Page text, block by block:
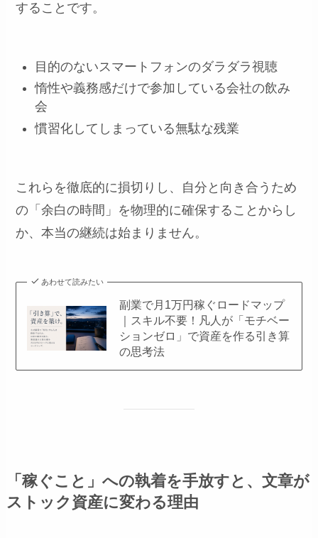
することです。
目的のないスマートフォンのダラダラ視聴
惰性や義務感だけで参加している会社の飲み
会
慣習化してしまっている無駄な残業
これらを徹底的に損切りし、自分と向き合うため
の「余白の時間」を物理的に確保することからし
か、本当の継続は始まりません。
あわせて読みたい
副業で月1万円稼ぐロードマップ
｜スキル不要！凡人が「モチベー
ションゼロ」で資産を作る引き算
の思考法
「稼ぐこと」への執着を手放すと、文章が
ストック資産に変わる理由